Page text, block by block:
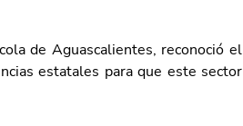
de Aguascalientes, reconoció el
estatales para que este sector